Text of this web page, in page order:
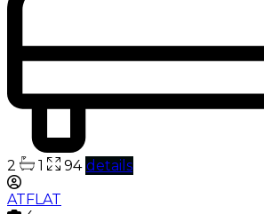
2 1 94 details
ATFLAT